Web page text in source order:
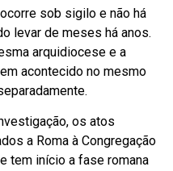
sob sigilo e não há
levar de meses há anos.
arquidiocese e a
acontecido no mesmo
os atos
a Roma à Congregação
tem início a fase romana